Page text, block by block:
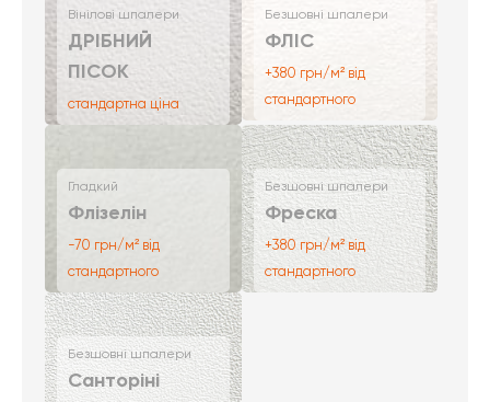
Вінілові шпалери
ДРІБНИЙ
ПІСОК
стандартна ціна
Безшовні шпалери
ФЛІС
+380 грн/м² від
стандартного
Гладкий
Флізелін
-70 грн/м² від
стандартного
Безшовні шпалери
Фреска
+380 грн/м² від
стандартного
Безшовні шпалери
Санторіні